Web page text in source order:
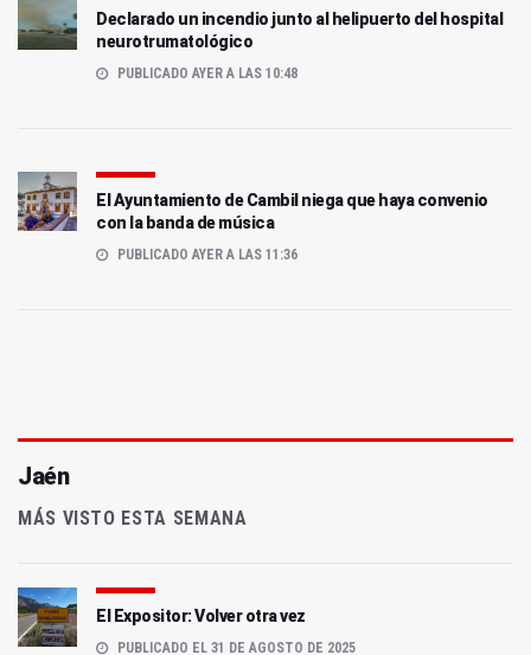
Declarado un incendio junto al helipuerto del hospital
neurotrumatológico
PUBLICADO AYER A LAS 10:48
El Ayuntamiento de Cambil niega que haya convenio
con la banda de música
PUBLICADO AYER A LAS 11:36
Jaén
MÁS VISTO ESTA SEMANA
El Expositor: Volver otra vez
PUBLICADO EL 31 DE AGOSTO DE 2025